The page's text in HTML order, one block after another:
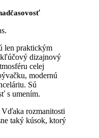
len praktickým
kľúčový dizajnový
celej
modernú
Sú
s umením.
Vďaka rozmanitosti
taký kúsok, ktorý